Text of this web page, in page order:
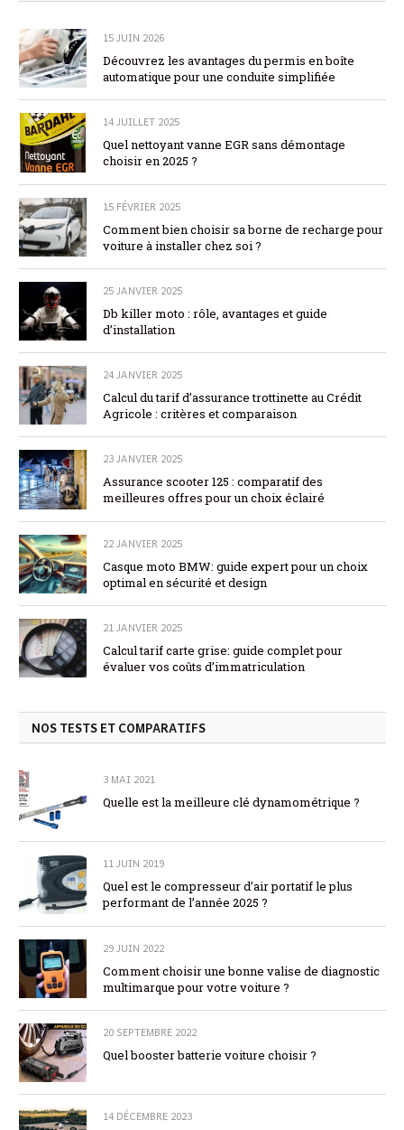
15 JUIN 2026
Découvrez les avantages du permis en boîte
automatique pour une conduite simplifiée
14 JUILLET 2025
Quel nettoyant vanne EGR sans démontage
choisir en 2025 ?
15 FÉVRIER 2025
Comment bien choisir sa borne de recharge pour
voiture à installer chez soi ?
25 JANVIER 2025
Db killer moto : rôle, avantages et guide
d’installation
24 JANVIER 2025
Calcul du tarif d’assurance trottinette au Crédit
Agricole : critères et comparaison
23 JANVIER 2025
Assurance scooter 125 : comparatif des
meilleures offres pour un choix éclairé
22 JANVIER 2025
Casque moto BMW: guide expert pour un choix
optimal en sécurité et design
21 JANVIER 2025
Calcul tarif carte grise: guide complet pour
évaluer vos coûts d’immatriculation
NOS TESTS ET COMPARATIFS
3 MAI 2021
Quelle est la meilleure clé dynamométrique ?
11 JUIN 2019
Quel est le compresseur d’air portatif le plus
performant de l’année 2025 ?
29 JUIN 2022
Comment choisir une bonne valise de diagnostic
multimarque pour votre voiture ?
20 SEPTEMBRE 2022
Quel booster batterie voiture choisir ?
14 DÉCEMBRE 2023